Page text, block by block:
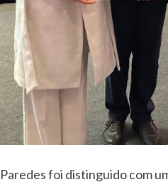
foi distinguido com